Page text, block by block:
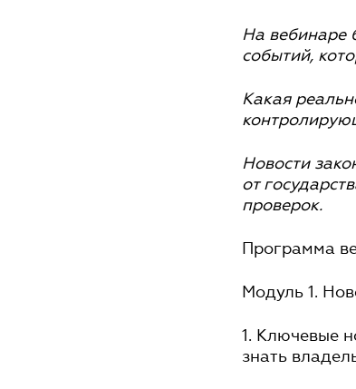
На вебинаре
событий,
Какая
Новости
от
проверок.
Программа
Модуль 1.
1. Ключевые
знать